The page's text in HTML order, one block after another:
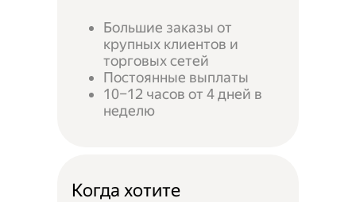
Большие заказы от
крупных клиентов и
торговых сетей
Постоянные выплаты
10–12 часов от 4 дней в
неделю
Когда хотите